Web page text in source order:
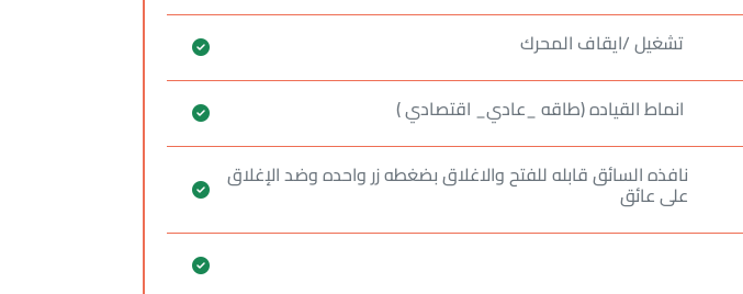
تشغيل /ايقاف المحرك
انماط القياده (طاقه _عادي_ اقتصادي )
نافذه السائق قابله للفتح والاغلاق بضغطه زر واحده وضد الإغلاق
على عائق